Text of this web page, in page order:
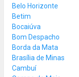
Belo Horizonte
Betim
Bocaiúva
Bom Despacho
Borda da Mata
Brasília de Minas
Cambuí